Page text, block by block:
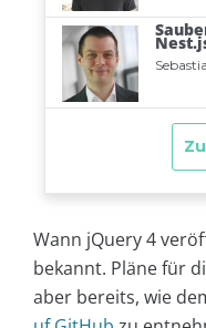
Wann jQuery 4
bekannt. Pläne für
aber bereits, wie